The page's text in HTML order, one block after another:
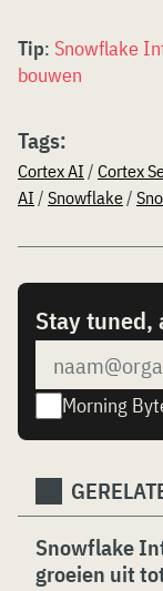
Tip: Snowflake
bouwen
Tags:
Cortex AI / Cortex
AI / Snowflake/
Stay tuned,
Morning
Snowflake
groeien uit